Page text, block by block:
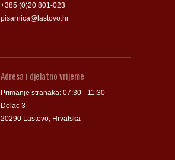
+385 (0)20 801-023
pisarnica@lastovo.hr
Adresa i djelatno vrijeme
Primanje stranaka: 07:30 - 11:30
Dolac 3
20290 Lastovo, Hrvatska